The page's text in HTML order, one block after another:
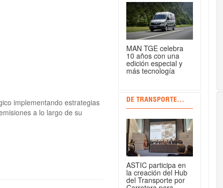
implementando estrategias
a lo largo de su
MAN TGE celebra
10 años con una
edición especial y
más tecnología
DE TRANSPORTE...
ASTIC participa en
la creación del Hub
del Transporte por